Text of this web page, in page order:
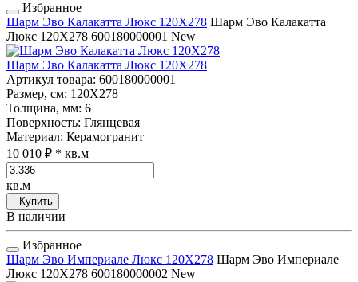
Избранное
Шарм Эво Калакатта Люкс 120Х278 Шарм Эво Калакатта
Люкс 120Х278 600180000001 New
Шарм Эво Калакатта Люкс 120Х278
Артикул товара: 600180000001
Размер, см: 120Х278
Толщина, мм: 6
Поверхность: Глянцевая
Материал: Керамогранит
10 010 ₽ * кв.м
кв.м
Купить
В наличии
Избранное
Шарм Эво Империале Люкс 120Х278 Шарм Эво Империале
Люкс 120Х278 600180000002 New